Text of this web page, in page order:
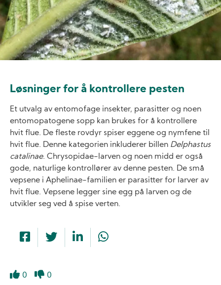
Løsninger for å kontrollere pesten
Et utvalg av entomofage insekter, parasitter og noen
entomopatogene sopp kan brukes for å kontrollere
hvit flue. De fleste rovdyr spiser eggene og nymfene til
hvit flue. Denne kategorien inkluderer billen Delphastus
catalinae. Chrysopidae-larven og noen midd er også
gode, naturlige kontrollører av denne pesten. De små
vepsene i Aphelinae-familien er parasitter for larver av
hvit flue. Vepsene legger sine egg på larven og de
utvikler seg ved å spise verten.
0 0